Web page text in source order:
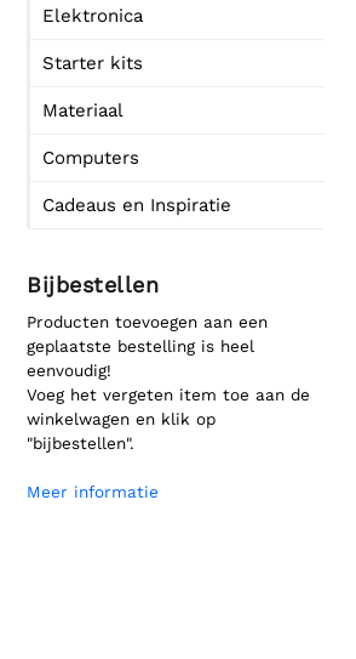
Elektronica
Starter kits
Materiaal
Computers
Cadeaus en Inspiratie
Bijbestellen
Producten toevoegen aan een
geplaatste bestelling is heel
eenvoudig!
Voeg het vergeten item toe aan de
winkelwagen en klik op
"bijbestellen".
Meer informatie